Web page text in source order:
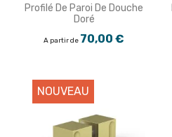
Profilé De Paroi De Douche
Doré
A partir de 70,00 €
NOUVEAU